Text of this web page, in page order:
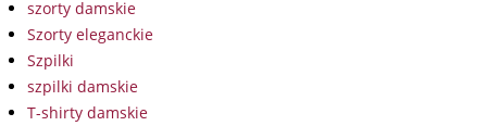
szorty damskie
Szorty eleganckie
Szpilki
szpilki damskie
T-shirty damskie